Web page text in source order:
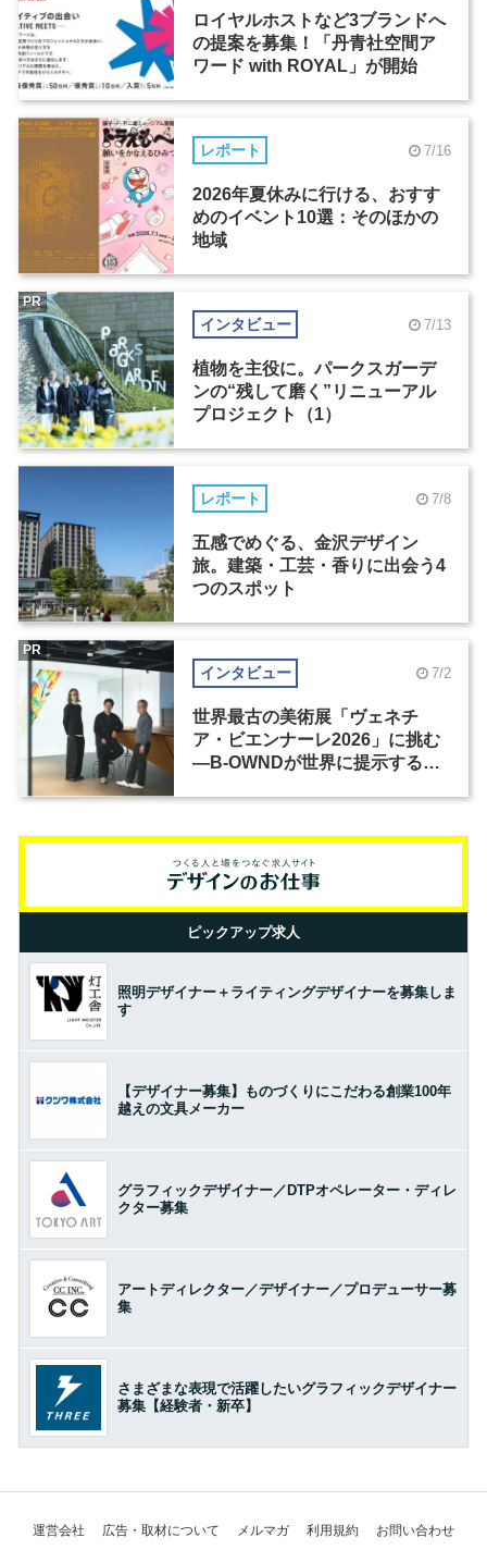
ロイヤルホストなど3ブランドへ
の提案を募集！「丹青社空間ア
ワード with ROYAL」が開始
レポート 7/16
2026年夏休みに行ける、おすす
めのイベント10選：そのほかの
地域
インタビュー 7/13
植物を主役に。パークスガーデ
ンの“残して磨く”リニューアル
プロジェクト（1）
PR
レポート 7/8
五感でめぐる、金沢デザイン
旅。建築・工芸・香りに出会う4
つのスポット
インタビュー 7/2
世界最古の美術展「ヴェネチ
ア・ビエンナーレ2026」に挑む
―B-OWNDが世界に提示する美
PR
ピックアップ求人
照明デザイナー＋ライティングデザイナーを募集しま
す
【デザイナー募集】ものづくりにこだわる創業100年
越えの文具メーカー
グラフィックデザイナー／DTPオペレーター・ディレ
クター募集
アートディレクター／デザイナー／プロデューサー募
集
さまざまな表現で活躍したいグラフィックデザイナー
募集【経験者・新卒】
運営会社 広告・取材について メルマガ 利用規約 お問い合わせ